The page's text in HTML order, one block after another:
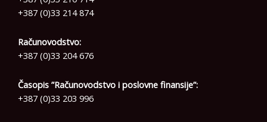
+387 (0)33 214 874
Računovodstvo:
+387 (0)33 204 676
Časopis ”Računovodstvo i poslovne finansije”:
+387 (0)33 203 996